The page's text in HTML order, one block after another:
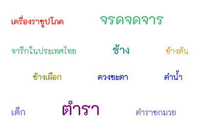
เครื่องราชูปโภค จรดจดจาร
จารึกในประเทศไทย ช้าง ช้างต้น
ช้างเผือก ดวงชะตา ดำน้ำ
เด็ก ตำรา ตำราชกมวย